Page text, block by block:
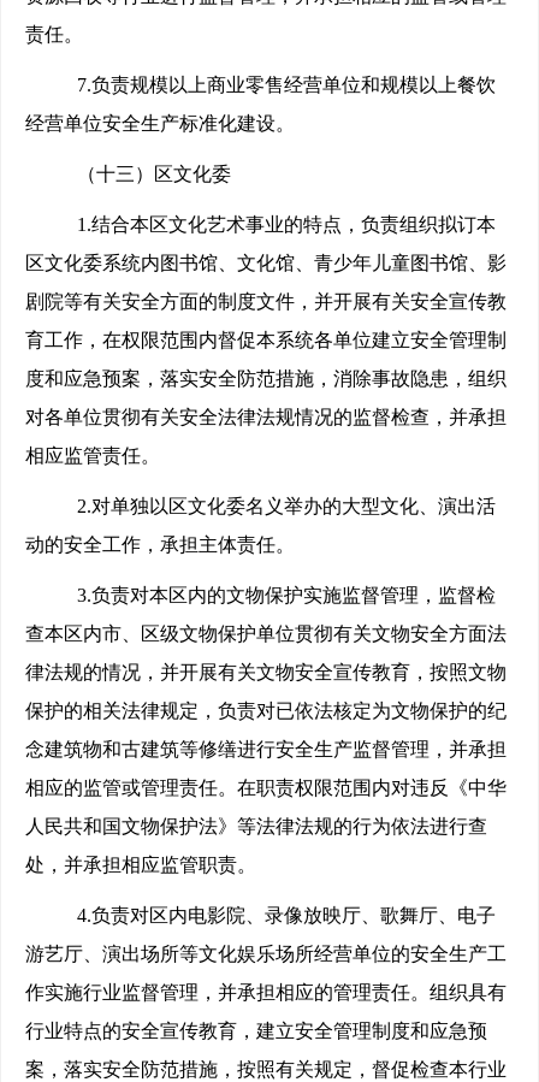
责任。
7.负责规模以上商业零售经营单位和规模以上餐饮
经营单位安全生产标准化建设。
（十三）区文化委
1.结合本区文化艺术事业的特点，负责组织拟订本
区文化委系统内图书馆、文化馆、青少年儿童图书馆、影
剧院等有关安全方面的制度文件，并开展有关安全宣传教
育工作，在权限范围内督促本系统各单位建立安全管理制
度和应急预案，落实安全防范措施，消除事故隐患，组织
对各单位贯彻有关安全法律法规情况的监督检查，并承担
相应监管责任。
2.对单独以区文化委名义举办的大型文化、演出活
动的安全工作，承担主体责任。
3.负责对本区内的文物保护实施监督管理，监督检
查本区内市、区级文物保护单位贯彻有关文物安全方面法
律法规的情况，并开展有关文物安全宣传教育，按照文物
保护的相关法律规定，负责对已依法核定为文物保护的纪
念建筑物和古建筑等修缮进行安全生产监督管理，并承担
相应的监管或管理责任。在职责权限范围内对违反《中华
人民共和国文物保护法》等法律法规的行为依法进行查
处，并承担相应监管职责。
4.负责对区内电影院、录像放映厅、歌舞厅、电子
游艺厅、演出场所等文化娱乐场所经营单位的安全生产工
作实施行业监督管理，并承担相应的管理责任。组织具有
行业特点的安全宣传教育，建立安全管理制度和应急预
案，落实安全防范措施，按照有关规定，督促检查本行业